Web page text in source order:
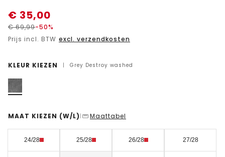
€ 35,00
€69,99-50%
Prijs incl. BTW excl. verzendkosten
KLEUR KIEZEN | Grey Destroy washed
MAAT KIEZEN (W/L) | Maattabel
24/28 25/28 26/28 27/28